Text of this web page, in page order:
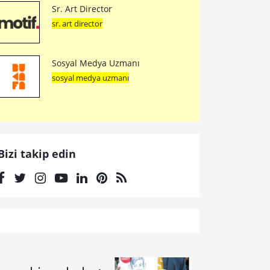
Sr. Art Director
sr. art director
Sosyal Medya Uzmanı
sosyal medya uzmanı
takip edin